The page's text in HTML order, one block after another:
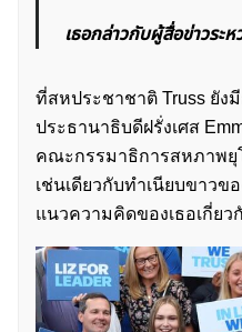
เธอกล่าวกับผู้สื่อข่าวระ
ที่สหประชาชาติ Truss ยัง
ประธานาธิบดีฝรั่งเศส
คณะกรรมาธิการสหภาพยุ
เช่นเดียวกับทำเนียบขาวข
แนวความคิดของเธอเกี่ยว